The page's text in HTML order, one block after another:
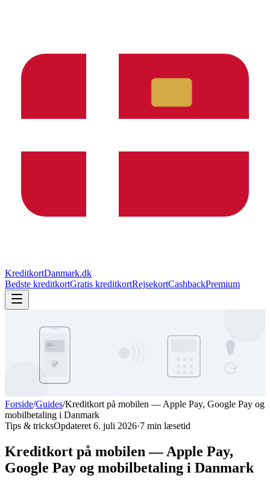
KreditkortDanmark.dk
Bedste kreditkortGratis kreditkortRejsekortCashbackPremium
Forside/Guides/Kreditkort på mobilen — Apple Pay, Google Pay og
mobilbetaling i Danmark
Tips & tricksOpdateret 6. juli 2026·7 min læsetid
Kreditkort på mobilen — Apple Pay,
Google Pay og mobilbetaling i Danmark